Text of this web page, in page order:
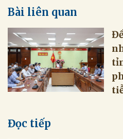
Bài liên quan
Đọc tiếp